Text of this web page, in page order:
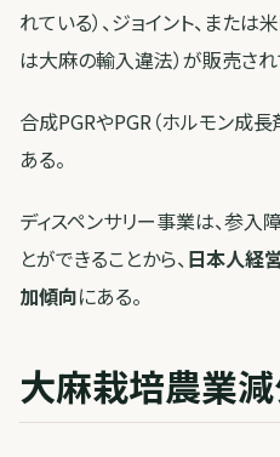
れている）、ジョイント、また
は大麻の輸入違法）が販売され
合成PGRやPGR（ホルモン成
ある。
ディスペンサリー事業は、参
とができることから、日本人経
加傾向にある。
大麻栽培農業減